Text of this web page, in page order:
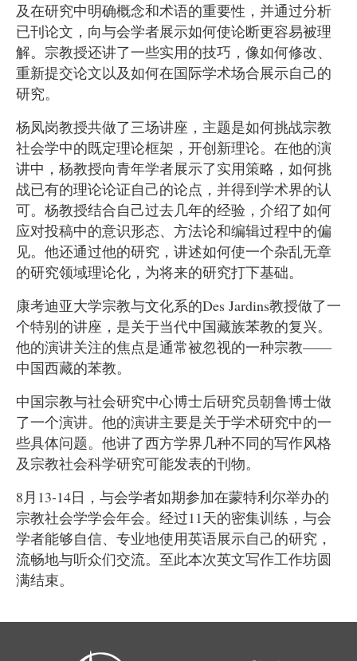
及在研究中明确概念和术语的重要性，并通过分析
已刊论文，向与会学者展示如何使论断更容易被理
解。宗教授还讲了一些实用的技巧，像如何修改、
重新提交论文以及如何在国际学术场合展示自己的
研究。
杨凤岗教授共做了三场讲座，主题是如何挑战宗教
社会学中的既定理论框架，开创新理论。在他的演
讲中，杨教授向青年学者展示了实用策略，如何挑
战已有的理论论证自己的论点，并得到学术界的认
可。杨教授结合自己过去几年的经验，介绍了如何
应对投稿中的意识形态、方法论和编辑过程中的偏
见。他还通过他的研究，讲述如何使一个杂乱无章
的研究领域理论化，为将来的研究打下基础。
康考迪亚大学宗教与文化系的Des Jardins教授做了一
个特别的讲座，是关于当代中国藏族苯教的复兴。
他的演讲关注的焦点是通常被忽视的一种宗教——
中国西藏的苯教。
中国宗教与社会研究中心博士后研究员朝鲁博士做
了一个演讲。他的演讲主要是关于学术研究中的一
些具体问题。他讲了西方学界几种不同的写作风格
及宗教社会科学研究可能发表的刊物。
8月 13-14日，与会学者如期参加在蒙特利尔举办的
宗教社会学学会年会。经过11天的密集训练，与会
学者能够自信、专业地使用英语展示自己的研究，
流畅地与听众们交流。至此本次英文写作工作坊圆
满结束。